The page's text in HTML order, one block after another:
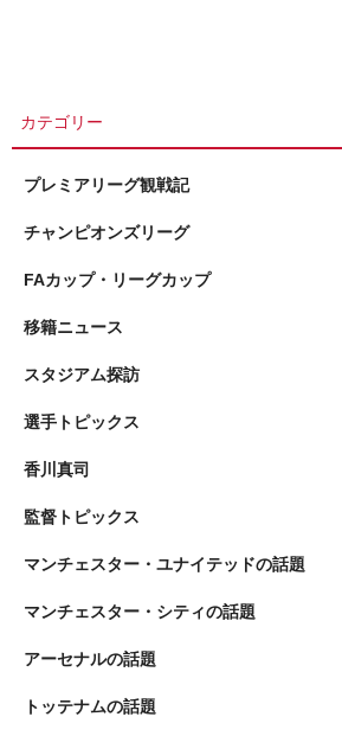
カテゴリー
プレミアリーグ観戦記
チャンピオンズリーグ
FAカップ・リーグカップ
移籍ニュース
スタジアム探訪
選手トピックス
香川真司
監督トピックス
マンチェスター・ユナイテッドの話題
マンチェスター・シティの話題
アーセナルの話題
トッテナムの話題